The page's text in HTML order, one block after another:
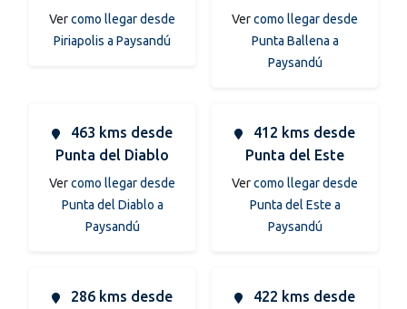
Vercomo llegar desde
Piriapolis a Paysandú
Vercomo llegar desde
Punta Ballena a
Paysandú
463 kms desde
Punta del Diablo
Vercomo llegar desde
Punta del Diablo a
Paysandú
412 kms desde
Punta del Este
Vercomo llegar desde
Punta del Este a
Paysandú
286 kms desde
422 kms desde